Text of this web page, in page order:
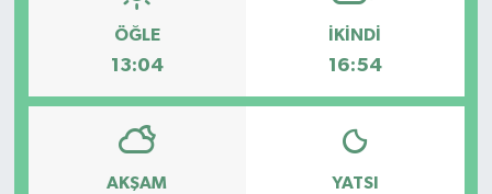
ÖĞLE
13:04
İKINDI
16:54
AKŞAM YATSI